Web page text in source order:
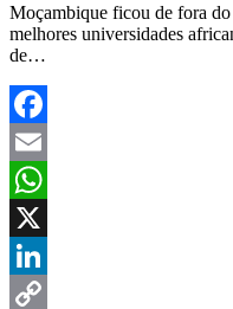
Moçambique ficou de fora
melhores universidades
de…
Facebook
Email
WhatsApp
X
LinkedIn